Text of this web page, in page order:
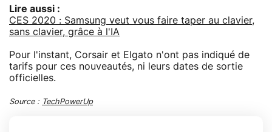
Lire aussi :
CES 2020 : Samsung veut vous faire taper au clavier,
sans clavier, grâce à l'IA
Pour l'instant, Corsair et Elgato n'ont pas indiqué de
tarifs pour ces nouveautés, ni leurs dates de sortie
officielles.
Source : TechPowerUp